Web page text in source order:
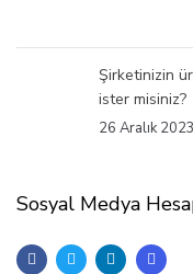
Şirketinizin
ister misiniz?
26 Aralık 2023
Sosyal Medya